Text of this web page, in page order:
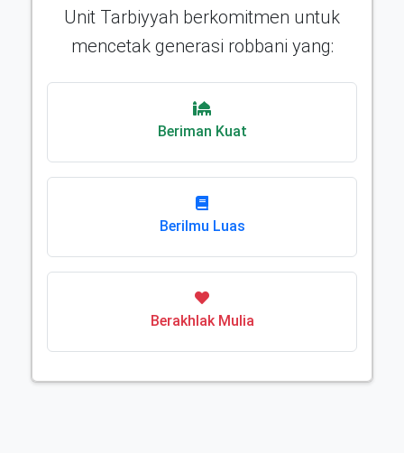
Unit Tarbiyyah berkomitmen untuk
mencetak generasi robbani yang:
Beriman Kuat
Berilmu Luas
Berakhlak Mulia